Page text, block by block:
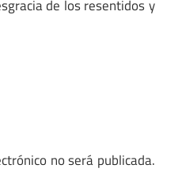
de los resentidos y
no será publicada.